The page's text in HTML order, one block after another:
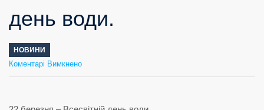
день води.
НОВИНИ
Коментарі Вимкненодо
22
березня
день
води.